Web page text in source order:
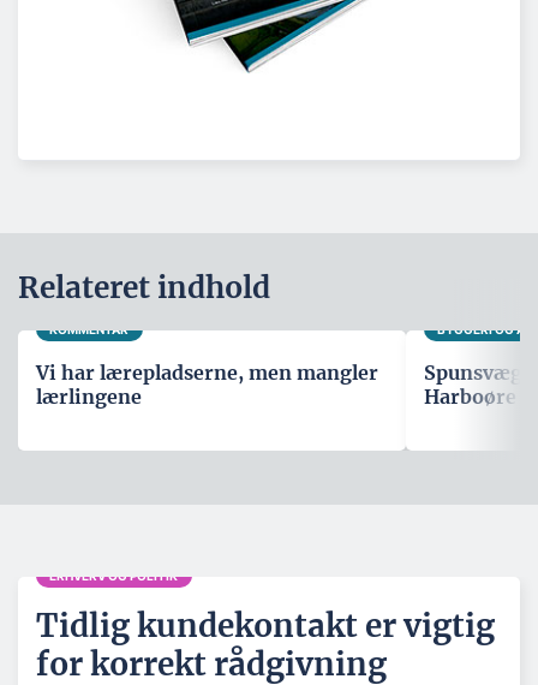
Relateret indhold
KOMMENTAR
Vi har lærepladserne, men mangler
lærlingene
BYGGERI OG
Spunsvæg
Harboøre
ERHVERV OG POLITIK
Tidlig kundekontakt er vigtig
for korrekt rådgivning